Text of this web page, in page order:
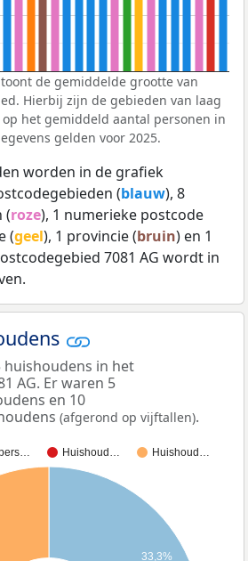
de gemiddelde grootte van
Hierbij zijn de gebieden van laag
het gemiddeld aantal personen in
gelden voor 2025.
worden in de grafiek
(blauw), 8
(roze), 1 numerieke postcode
(geel), 1 provincie (bruin) en 1
7081 AG wordt in
huishoudens in het
AG. Er waren 5
en 10
(afgerond op vijftallen).
Huishoud… Huishoud…
33,3%